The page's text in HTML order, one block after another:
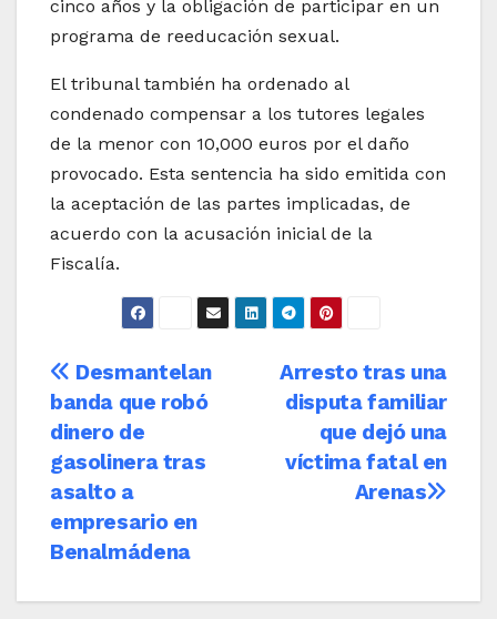
cinco años y la obligación de participar en un
programa de reeducación sexual.
El tribunal también ha ordenado al
condenado compensar a los tutores legales
de la menor con 10,000 euros por el daño
provocado. Esta sentencia ha sido emitida con
la aceptación de las partes implicadas, de
acuerdo con la acusación inicial de la
Fiscalía.
Navegación
de
entradas
Arresto tras una
disputa familiar
que dejó una
víctima fatal en
Arenas
Desmantelan
banda que robó
dinero de
gasolinera tras
asalto a
empresario en
Benalmádena